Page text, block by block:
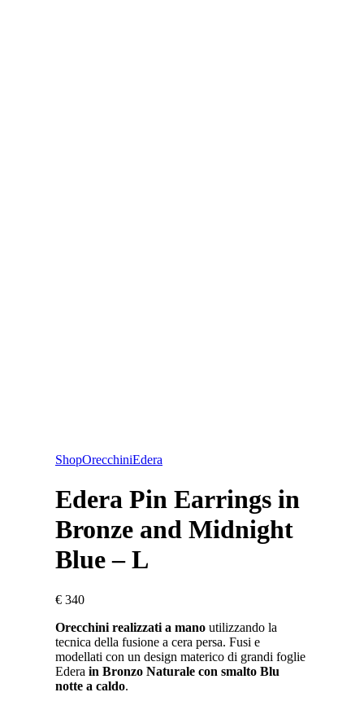
ShopOrecchiniEdera
Edera Pin Earrings in
Bronze and Midnight
Blue – L
€ 340
Orecchini realizzati a mano utilizzando la
tecnica della fusione a cera persa. Fusi e
modellati con un design materico di grandi foglie
Edera in Bronzo Naturale con smalto Blu
notte a caldo.